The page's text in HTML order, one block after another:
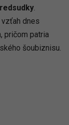
.
dnes
pričom patria
šoubiznisu.